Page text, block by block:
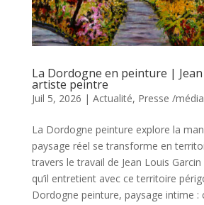
La Dordogne en peinture |
artiste peintre
Juil 5, 2026 | Actualité, Presse /
La Dordogne peinture explore la
paysage réel se transforme en
travers le travail de Jean Louis
qu’il entretient avec ce territoire
Dordogne peinture, paysage intime :